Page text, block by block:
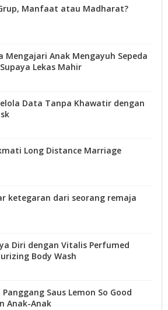
Manfaat atau Madharat?
Mengajari Anak Mengayuh Sepeda
Lekas Mahir
Data Tanpa Khawatir dengan
Long Distance Marriage
ketegaran dari seorang remaja
Diri dengan Vitalis Perfumed
Body Wash
Saus Lemon So Good
Anak-Anak